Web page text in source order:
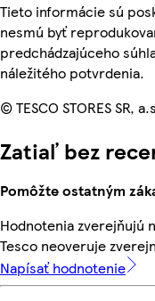
Tieto informácie sú
nesmú byť
predchádzajúceho
náležitého potvrdenia.
© TESCO STORES SR,
Zatiaľ bez
Pomôžte ostatným
Hodnotenia zverejňujú
Tesco neoveruje
Napísať hodnotenie